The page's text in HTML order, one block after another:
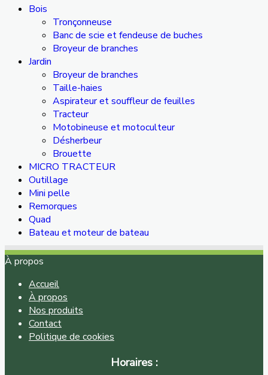
Bois
Tronçonneuse
Banc de scie et fendeuse de buches
Broyeur de branches
Jardin
Broyeur de branches
Taille-haies
Aspirateur et souffleur de feuilles
Tracteur
Motobineuse et motoculteur
Désherbeur
Brouette
MICRO TRACTEUR
Outillage
Mini pelle
Remorques
Quad
Bateau et moteur de bateau
À propos
Accueil
À propos
Nos produits
Contact
Politique de cookies
Horaires :